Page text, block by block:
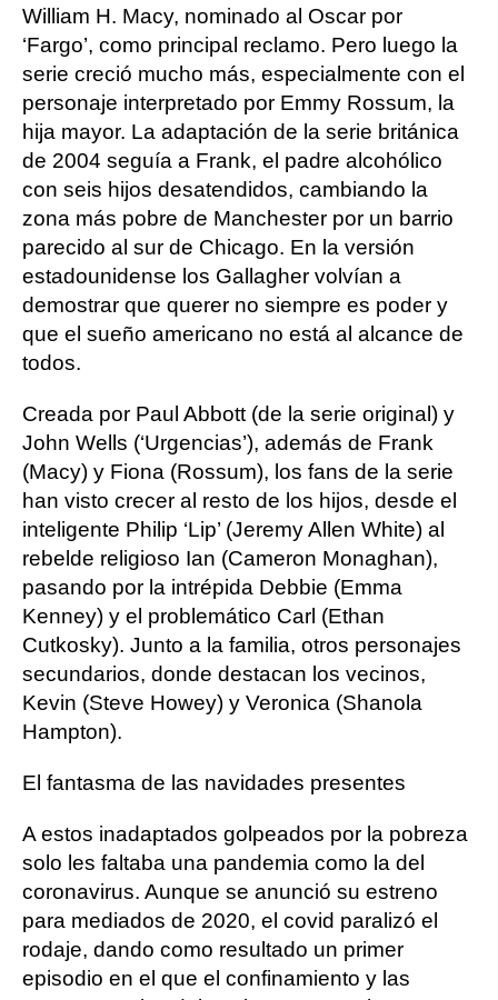
William H. Macy, nominado al Oscar por
‘Fargo’, como principal reclamo. Pero luego la
serie creció mucho más, especialmente con el
personaje interpretado por Emmy Rossum, la
hija mayor. La adaptación de la serie británica
de 2004 seguía a Frank, el padre alcohólico
con seis hijos desatendidos, cambiando la
zona más pobre de Manchester por un barrio
parecido al sur de Chicago. En la versión
estadounidense los Gallagher volvían a
demostrar que querer no siempre es poder y
que el sueño americano no está al alcance de
todos.
Creada por Paul Abbott (de la serie original) y
John Wells (‘Urgencias’), además de Frank
(Macy) y Fiona (Rossum), los fans de la serie
han visto crecer al resto de los hijos, desde el
inteligente Philip ‘Lip’ (Jeremy Allen White) al
rebelde religioso Ian (Cameron Monaghan),
pasando por la intrépida Debbie (Emma
Kenney) y el problemático Carl (Ethan
Cutkosky). Junto a la familia, otros personajes
secundarios, donde destacan los vecinos,
Kevin (Steve Howey) y Veronica (Shanola
Hampton).
El fantasma de las navidades presentes
A estos inadaptados golpeados por la pobreza
solo les faltaba una pandemia como la del
coronavirus. Aunque se anunció su estreno
para mediados de 2020, el covid paralizó el
rodaje, dando como resultado un primer
episodio en el que el confinamiento y las